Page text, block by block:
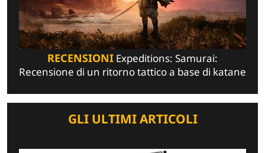
RECENSIONI Expeditions: Samurai:
Recensione di un ritorno tattico a base di katane
GLI ULTIMI ARTICOLI